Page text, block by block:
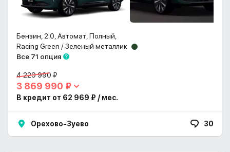
Бензин, 2.0, Автомат, Полный,
Racing Green / Зеленый металлик
Все 71 опция
4 229 990 ₽
3 869 990 ₽
В кредит от 62 969 ₽ / мес.
Орехово-Зуево 30